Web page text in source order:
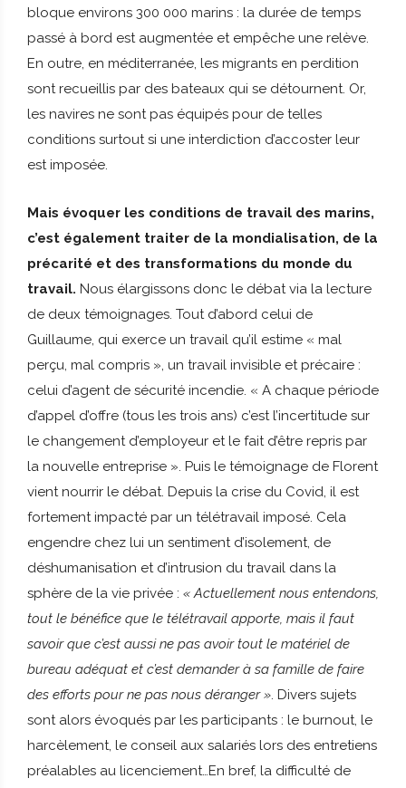
bloque environs 300 000 marins : la durée de temps
passé à bord est augmentée et empêche une relève.
En outre, en méditerranée, les migrants en perdition
sont recueillis par des bateaux qui se détournent. Or,
les navires ne sont pas équipés pour de telles
conditions surtout si une interdiction d’accoster leur
est imposée.
Mais évoquer les conditions de travail des marins,
c’est également traiter de la mondialisation, de la
précarité et des transformations du monde du
travail. Nous élargissons donc le débat via la lecture
de deux témoignages. Tout d’abord celui de
Guillaume, qui exerce un travail qu’il estime « mal
perçu, mal compris », un travail invisible et précaire :
celui d’agent de sécurité incendie. « A chaque période
d’appel d’offre (tous les trois ans) c’est l’incertitude sur
le changement d’employeur et le fait d’être repris par
la nouvelle entreprise ». Puis le témoignage de Florent
vient nourrir le débat. Depuis la crise du Covid, il est
fortement impacté par un télétravail imposé. Cela
engendre chez lui un sentiment d’isolement, de
déshumanisation et d’intrusion du travail dans la
sphère de la vie privée : « Actuellement nous entendons,
tout le bénéfice que le télétravail apporte, mais il faut
savoir que c’est aussi ne pas avoir tout le matériel de
bureau adéquat et c’est demander à sa famille de faire
des efforts pour ne pas nous déranger ». Divers sujets
sont alors évoqués par les participants : le burnout, le
harcèlement, le conseil aux salariés lors des entretiens
préalables au licenciement…En bref, la difficulté de